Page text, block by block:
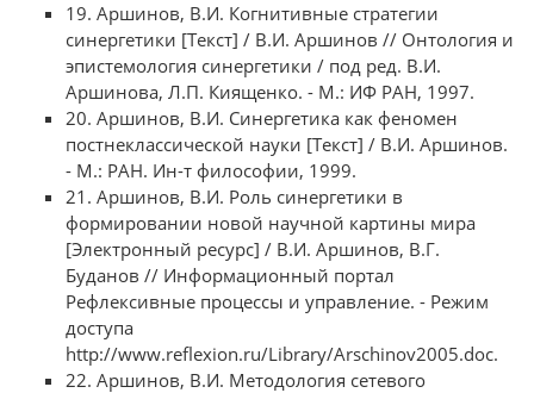
19. Аршинов, В.И. Когнитивные стратегии
синергетики [Текст] / В.И. Аршинов // Онтология и
эпистемология синергетики / под ред. В.И.
Аршинова, Л.П. Киященко. - М.: ИФ РАН, 1997.
20. Аршинов, В.И. Синергетика как феномен
постнеклассической науки [Текст] / В.И. Аршинов.
- М.: РАН. Ин-т философии, 1999.
21. Аршинов, В.И. Роль синергетики в
формировании новой научной картины мира
[Электронный ресурс] / В.И. Аршинов, В.Г.
Буданов // Информационный портал
Рефлексивные процессы и управление. - Режим
доступа
http://www.reflexion.ru/Library/Arschinov2005.doc.
22. Аршинов, В.И. Методология сетевого